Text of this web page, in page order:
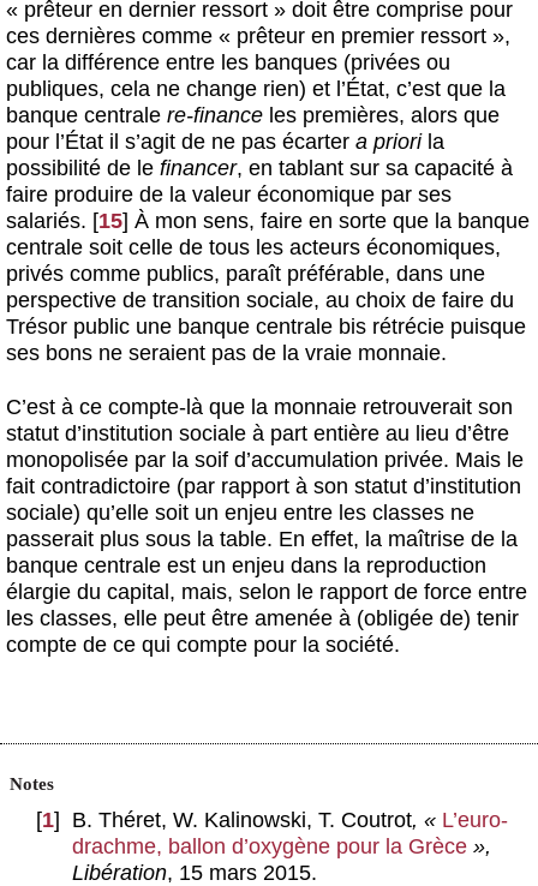
« prêteur en dernier ressort » doit être comprise pour
ces dernières comme « prêteur en premier ressort »,
car la différence entre les banques (privées ou
publiques, cela ne change rien) et l’État, c’est que la
banque centrale re-finance les premières, alors que
pour l’État il s’agit de ne pas écarter a priorila
possibilité de le financer, en tablant sur sa capacité à
faire produire de la valeur économique par ses
salariés. [15] À mon sens, faire en sorte que la banque
centrale soit celle de tous les acteurs économiques,
privés comme publics, paraît préférable, dans une
perspective de transition sociale, au choix de faire du
Trésor public une banque centrale bis rétrécie puisque
ses bons ne seraient pas de la vraie monnaie.
C’est à ce compte-là que la monnaie retrouverait son
statut d’institution sociale à part entière au lieu d’être
monopolisée par la soif d’accumulation privée. Mais le
fait contradictoire (par rapport à son statut d’institution
sociale) qu’elle soit un enjeu entre les classes ne
passerait plus sous la table. En effet, la maîtrise de la
banque centrale est un enjeu dans la reproduction
élargie du capital, mais, selon le rapport de force entre
les classes, elle peut être amenée à (obligée de) tenir
compte de ce qui compte pour la société.
Notes
[1] B. Théret, W. Kalinowski, T. Coutrot, « L’euro-
drachme, ballon d’oxygène pour la Grèce »,
Libération, 15 mars 2015.